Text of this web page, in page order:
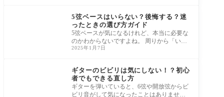
5弦ベースはいらない？後悔する？迷
ったときの選び方ガイド
5弦ベースが気になるけれど、本当に必要な
のかわからないですよね。 周りから「いら
ない」と言われると、せっかくの興味が萎
2025年1月7日
ギターのビビリは気にしない！？初心
者でもできる直し方
ギターを弾いていると、6弦や開放弦からビ
ビリ音がして気になったことはありません